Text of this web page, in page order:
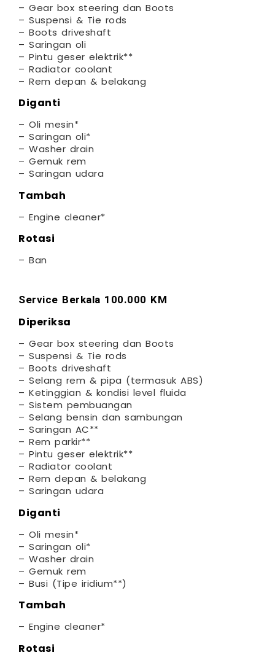
– Gear box steering dan Boots
– Suspensi & Tie rods
– Boots driveshaft
– Saringan oli
– Pintu geser elektrik**
– Radiator coolant
– Rem depan & belakang
Diganti
– Oli mesin*
– Saringan oli*
– Washer drain
– Gemuk rem
– Saringan udara
Tambah
– Engine cleaner*
Rotasi
– Ban
Service Berkala 100.000 KM
Diperiksa
– Gear box steering dan Boots
– Suspensi & Tie rods
– Boots driveshaft
– Selang rem & pipa (termasuk ABS)
– Ketinggian & kondisi level fluida
– Sistem pembuangan
– Selang bensin dan sambungan
– Saringan AC**
– Rem parkir**
– Pintu geser elektrik**
– Radiator coolant
– Rem depan & belakang
– Saringan udara
Diganti
– Oli mesin*
– Saringan oli*
– Washer drain
– Gemuk rem
– Busi (Tipe iridium**)
Tambah
– Engine cleaner*
Rotasi